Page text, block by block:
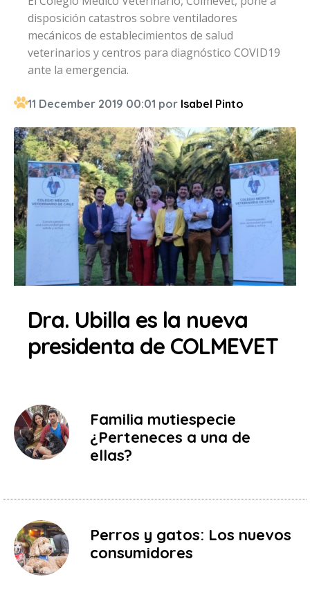
disposición catastros sobre ventiladores
mecánicos de establecimientos de salud
veterinarios y centros para diagnóstico COVID19
ante la emergencia.
11 December 2019 00:01 por Isabel Pinto
Dra. Ubilla es la nueva
presidenta de COLMEVET
Familia mutiespecie
¿Perteneces a una de
ellas?
Perros y gatos: Los nuevos
consumidores